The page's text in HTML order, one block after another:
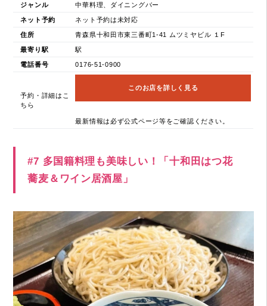
ジャンル 中華料理、ダイニングバー
ネット予約 ネット予約は未対応
住所 青森県十和田市東三番町1-41 ムツミヤビル １F
最寄り駅 駅
電話番号 0176-51-0900
予約・詳細はこ
ちら
このお店を詳しく見る
最新情報は必ず公式ページ等をご確認ください。
#7 多国籍料理も美味しい！「十和田はつ花
蕎麦＆ワイン居酒屋」